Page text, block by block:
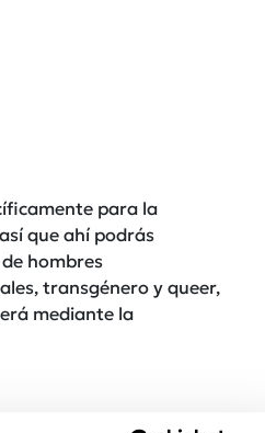
para la
que ahí podrás
hombres
transgénero y queer,
mediante la